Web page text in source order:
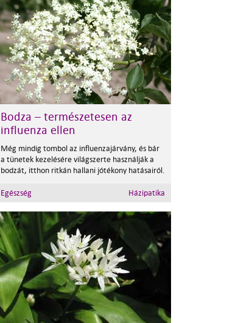
Bodza – természetesen az
influenza ellen
Még mindig tombol az influenzajárvány, és bár
a tünetek kezelésére világszerte használják a
bodzát, itthon ritkán hallani jótékony hatásairól.
Egészség Házipatika